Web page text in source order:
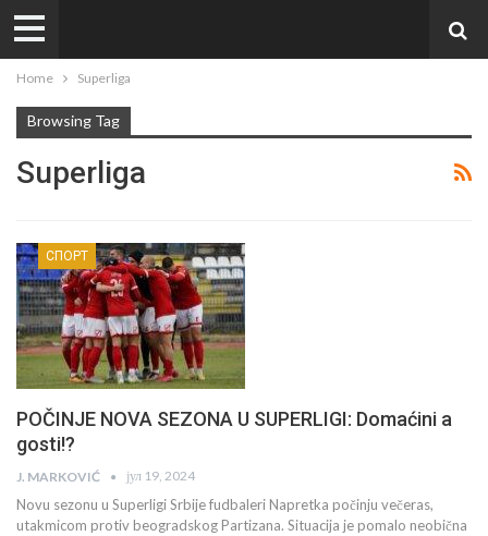
Home Superliga
Browsing Tag
Superliga
СПОРТ
POČINJE NOVA SEZONA U SUPERLIGI: Domaćini a
gosti!?
J. MARKOVIĆ јул 19, 2024
Novu sezonu u Superligi Srbije fudbaleri Napretka počinju večeras,
utakmicom protiv beogradskog Partizana. Situacija je pomalo neobična